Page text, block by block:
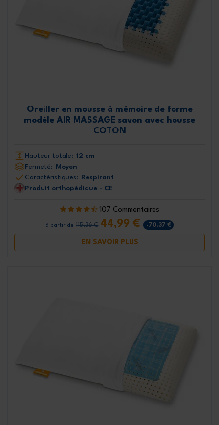
Oreiller en mousse à mémoire de forme
modèle AIR MASSAGE savon avec housse
COTON
Hauteur totale: 12 cm
Fermeté: Moyen
Caractéristiques: Respirant
Produit orthopédique - CE
107 Commentaires
à partir de 115,36 € 44,99 € -70,37 €
EN SAVOIR PLUS